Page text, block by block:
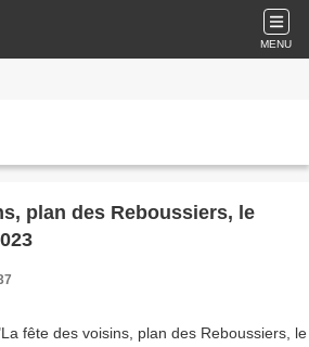
MENU
plan des Reboussiers, le